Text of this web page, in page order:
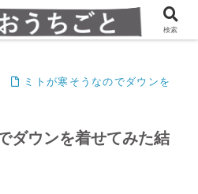
のシンプルすっきり生活
ミトが寒そうなのでダウンを
ダウンを着せてみた結
検索